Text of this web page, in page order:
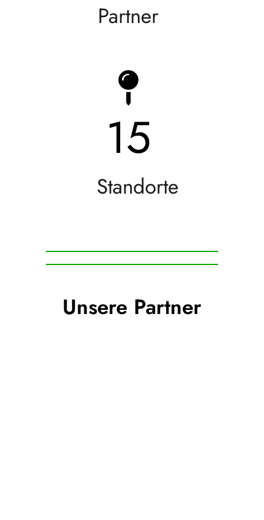
Partner
15
Standorte
Unsere Partner